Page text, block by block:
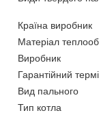
Країна виробник
Матеріал
Виробник
Гарантійний
Вид пального
Тип котла